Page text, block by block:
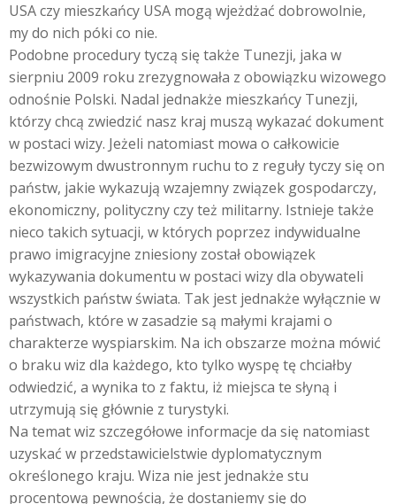
USA czy mieszkańcy USA mogą wjeżdżać dobrowolnie,
my do nich póki co nie.
Podobne procedury tyczą się także Tunezji, jaka w
sierpniu 2009 roku zrezygnowała z obowiązku wizowego
odnośnie Polski. Nadal jednakże mieszkańcy Tunezji,
którzy chcą zwiedzić nasz kraj muszą wykazać dokument
w postaci wizy. Jeżeli natomiast mowa o całkowicie
bezwizowym dwustronnym ruchu to z reguły tyczy się on
państw, jakie wykazują wzajemny związek gospodarczy,
ekonomiczny, polityczny czy też militarny. Istnieje także
nieco takich sytuacji, w których poprzez indywidualne
prawo imigracyjne zniesiony został obowiązek
wykazywania dokumentu w postaci wizy dla obywateli
wszystkich państw świata. Tak jest jednakże wyłącznie w
państwach, które w zasadzie są małymi krajami o
charakterze wyspiarskim. Na ich obszarze można mówić
o braku wiz dla każdego, kto tylko wyspę tę chciałby
odwiedzić, a wynika to z faktu, iż miejsca te słyną i
utrzymują się głównie z turystyki.
Na temat wiz szczegółowe informacje da się natomiast
uzyskać w przedstawicielstwie dyplomatycznym
określonego kraju. Wiza nie jest jednakże stu
procentową pewnością, że dostaniemy się do